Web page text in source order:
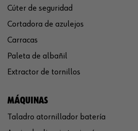
Cúter de seguridad
Cortadora de azulejos
Carracas
Paleta de albañil
Extractor de tornillos
MÁQUINAS
Taladro atornillador batería